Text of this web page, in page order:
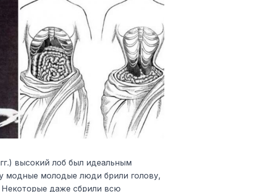
высокий лоб был идеальным
модные молодые люди брили голову,
Некоторые даже сбрили всю